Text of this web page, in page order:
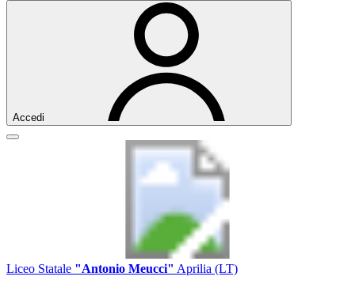
Accedi
Liceo Statale "Antonio Meucci" Aprilia (LT)